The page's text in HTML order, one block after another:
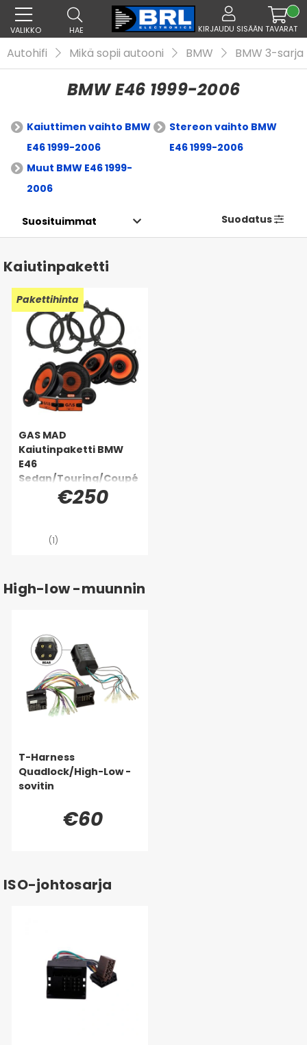
VALIKKO HAE KIRJAUDU SISÄÄN TAVARAT
Autohifi Mikä sopii autooni BMW BMW 3-sarja
BMW E46 1999-2006
Kaiuttimen vaihto BMW
E46 1999-2006
Stereon vaihto BMW
E46 1999-2006
Muut BMW E46 1999-
2006
Suodatus
Kaiutinpaketti
Pakettihinta
GAS MAD
Kaiutinpaketti BMW
E46
Sedan/Touring/Coupé
€250
(1)
High-low -muunnin
T-Harness
Quadlock/High-Low -
sovitin
€60
ISO-johtosarja